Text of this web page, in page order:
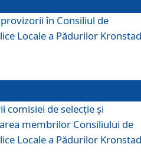
în Consiliul de
Locale a Pădurilor
comisiei de selecție și
membrilor Consiliului de
Locale a Pădurilor